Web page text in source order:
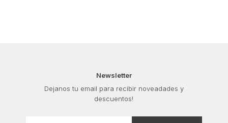
Newsletter
Dejanos tu email para recibir noveadades y
descuentos!